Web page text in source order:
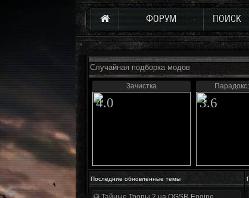
ФОРУМ ПОИСК
Случайная подборка модов
Зачистка
4.0 3.6
Последние обновленные темы